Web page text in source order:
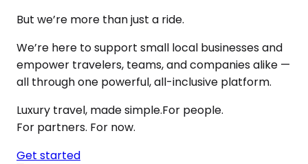
But we’re more than just a ride.
We’re here to support small local businesses and
empower travelers, teams, and companies alike —
all through one powerful, all-inclusive platform.
Luxury travel, made simple.For people.
For partners. For now.
Get started